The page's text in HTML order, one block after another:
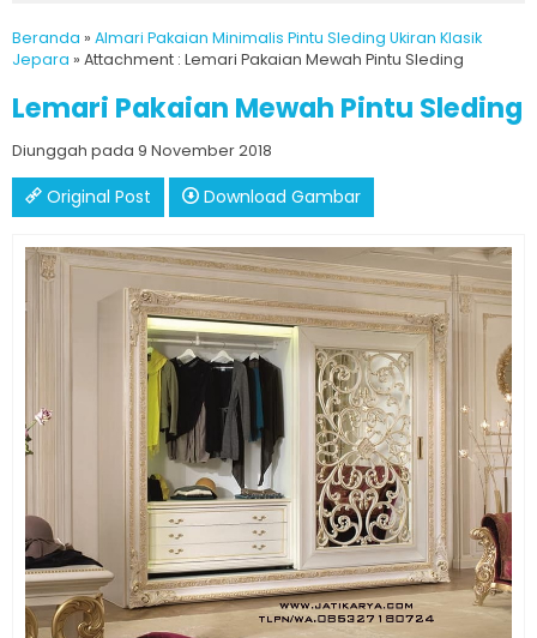
Beranda » Almari Pakaian Minimalis Pintu Sleding Ukiran Klasik
Jepara » Attachment : Lemari Pakaian Mewah Pintu Sleding
Lemari Pakaian Mewah Pintu Sleding
Diunggah pada 9 November 2018
Original Post Download Gambar